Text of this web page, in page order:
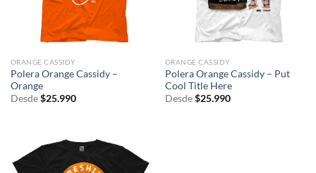
ORANGE CASSIDY
Polera Orange Cassidy –
Orange
Desde $25.990
ORANGE CASSIDY
Polera Orange Cassidy – Put
Cool Title Here
Desde $25.990